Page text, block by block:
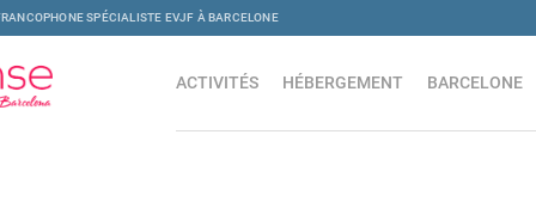
SPÉCIALISTE EVJF À BARCELONE
ACTIVITÉS HÉBERGEMENT BARCELONE